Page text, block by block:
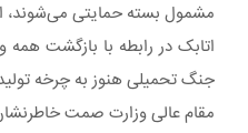
مشمول بسته حمایتی می‌شوند،
اتابک در رابطه با بازگشت
جنگ تحمیلی هنوز به چرخه تولید
مقام عالی وزارت صمت